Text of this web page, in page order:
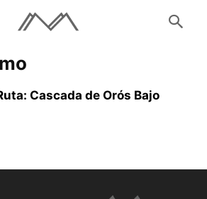
Cascada de Orós Bajo